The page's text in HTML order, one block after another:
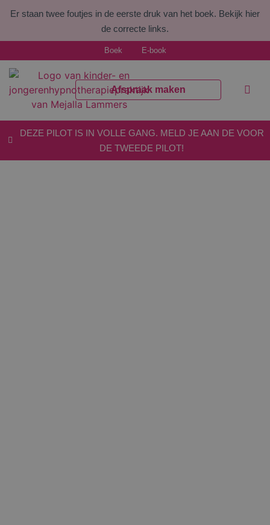
Er staan twee foutjes in de eerste druk van het boek. Bekijk hier
de correcte links.
Boek E-book
Afspraak maken
DEZE PILOT IS IN VOLLE GANG. MELD JE AAN DE VOOR
DE TWEEDE PILOT!